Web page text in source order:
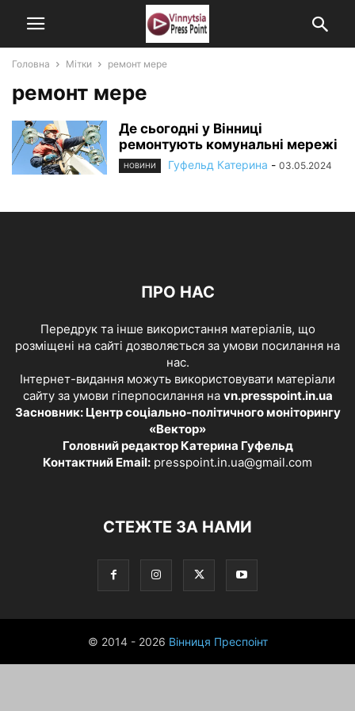
Головна Мітки ремонт мере
ремонт мере
Де сьогодні у Вінниці
ремонтують комунальні мережі
НОВИНИ Гуфельд Катерина - 03.05.2024
ПРО НАС
Передрук та інше використання матеріалів, що
розміщені на сайті дозволяється за умови посилання на
нас.
Інтернет-видання можуть використовувати матеріали
сайту за умови гіперпосилання на vn.presspoint.in.ua
Засновник: Центр соціально-політичного моніторингу
«Вектор»
Головний редактор Катерина Гуфельд
Контактний Email: presspoint.in.ua@gmail.com
СТЕЖТЕ ЗА НАМИ
© 2014 - 2026 Вінниця Преспоінт